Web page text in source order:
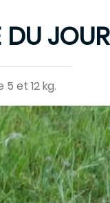
DU JOUR
et 12 kg.